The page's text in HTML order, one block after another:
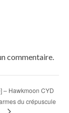
commentaire.
– Hawkmoon CYD
du crépuscule